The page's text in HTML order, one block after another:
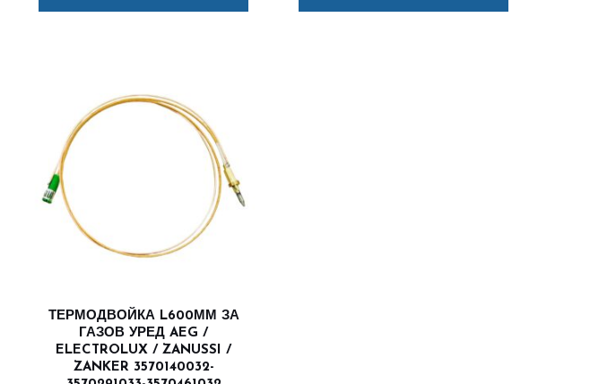
ТЕРМОДВОЙКА L600ММ ЗА
ГАЗОВ УРЕД AEG /
ELECTROLUX / ZANUSSI /
ZANKER 3570140032-